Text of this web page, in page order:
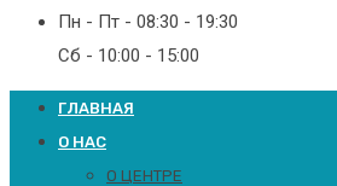
Пн - Пт - 08:30 - 19:30
Сб - 10:00 - 15:00
ГЛАВНАЯ
О НАС
О ЦЕНТРЕ